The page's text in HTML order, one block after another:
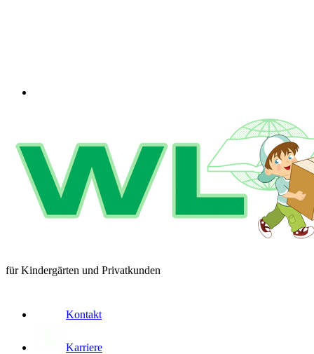
für Kindergärten und Privatkunden
Kontakt
Karriere